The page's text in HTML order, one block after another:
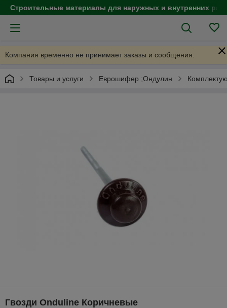
Строительные материалы для наружных и внутренних
Компания временно не принимает заказы и сообщения.
Товары и услуги Еврошифер ;Ондулин
Гвозди Onduline Коричневые